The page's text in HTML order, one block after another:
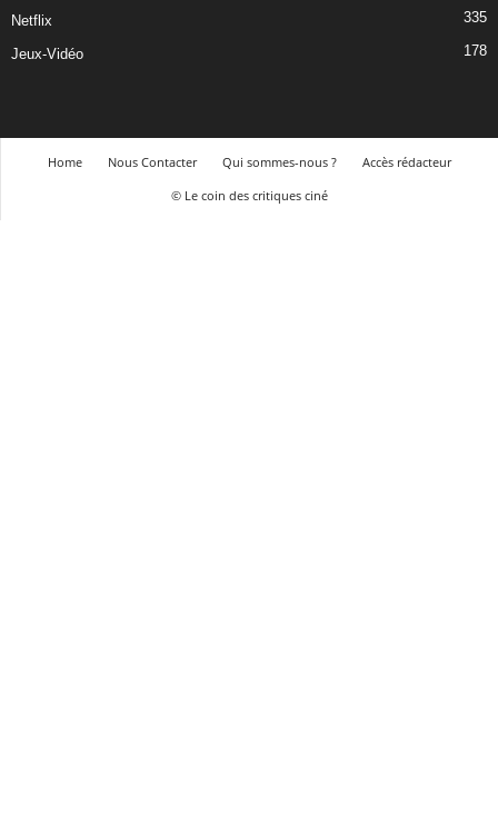
Netflix 335
Jeux-Vidéo 178
Home Nous Contacter Qui sommes-nous ?
Accès rédacteur
© Le coin des critiques ciné